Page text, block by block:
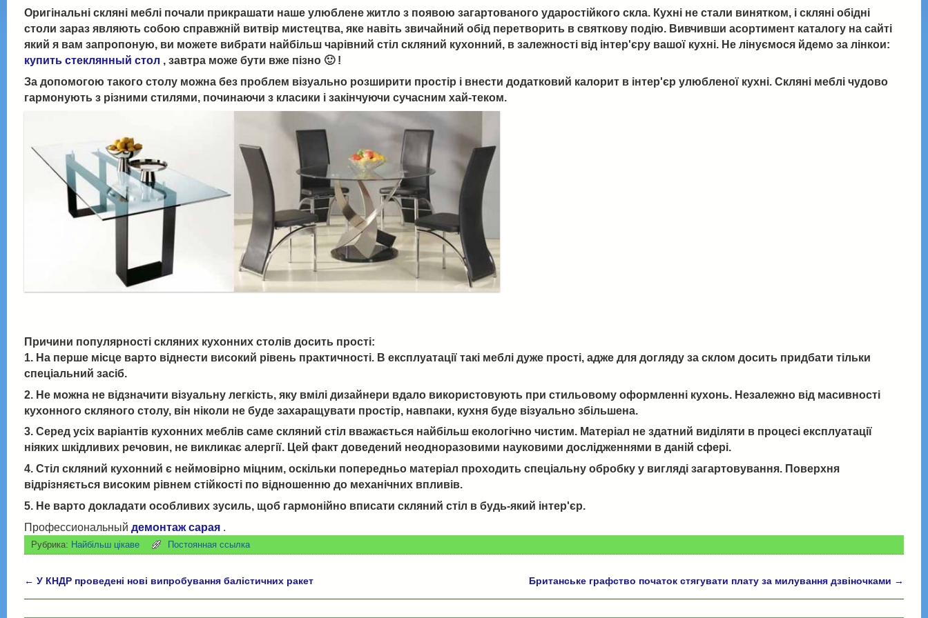
Оригінальні скляні меблі почали прикрашати наше улюблене житло з появою загартованого ударостійкого скла. Кухні не стали винятком, і скляні обідні
столи зараз являють собою справжній витвір мистецтва, яке навіть звичайний обід перетворить в святкову подію. Вивчивши асортимент каталогу на сайті
який я вам запропоную, ви можете вибрати найбільш чарівний стіл скляний кухонний, в залежності від інтер'єру вашої кухні. Не лінуємося йдемо за лінкои:
купить стеклянный стол , завтра може бути вже пізно 🙂 !
За допомогою такого столу можна без проблем візуально розширити простір і внести додатковий калорит в інтер'єр улюбленої кухні. Скляні меблі чудово
гармонують з різними стилями, починаючи з класики і закінчуючи сучасним хай-теком.
Причини популярності скляних кухонних столів досить прості:
1. На перше місце варто віднести високий рівень практичності. В експлуатації такі меблі дуже прості, адже для догляду за склом досить придбати тільки
спеціальний засіб.
2. Не можна не відзначити візуальну легкість, яку вмілі дизайнери вдало використовують при стильовому оформленні кухонь. Незалежно від масивності
кухонного скляного столу, він ніколи не буде захаращувати простір, навпаки, кухня буде візуально збільшена.
3. Серед усіх варіантів кухонних меблів саме скляний стіл вважається найбільш екологічно чистим. Матеріал не здатний виділяти в процесі експлуатації
ніяких шкідливих речовин, не викликає алергії. Цей факт доведений неодноразовими науковими дослідженнями в даній сфері.
4. Стіл скляний кухонний є неймовірно міцним, оскільки попередньо матеріал проходить спеціальну обробку у вигляді загартовування. Поверхня
відрізняється високим рівнем стійкості по відношенню до механічних впливів.
5. Не варто докладати особливих зусиль, щоб гармонійно вписати скляний стіл в будь-який інтер'єр.
Профессиональный демонтаж сарая .
Рубрика: Найбільш цікаве Постоянная ссылка
Навигация по записям
← У КНДР проведені нові випробування балістичних ракет Британське графство початок стягувати плату за милування дзвіночками →